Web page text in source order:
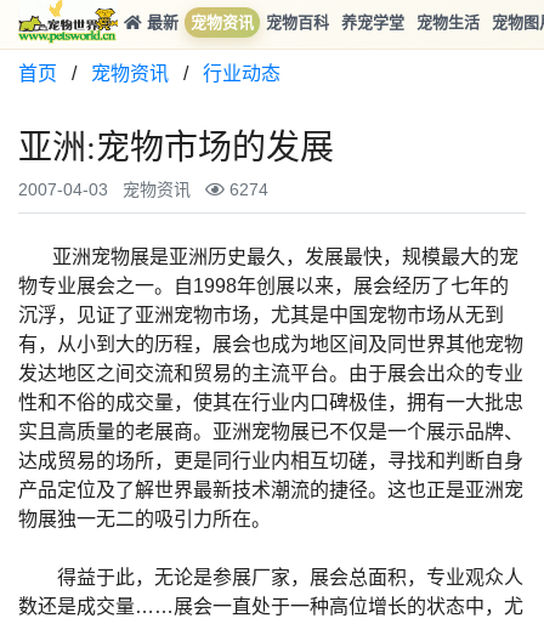
最新 宠物资讯 宠物百科 养宠学堂 宠物生活 宠物图
首页 / 宠物资讯 / 行业动态
亚洲:宠物市场的发展
2007-04-03 宠物资讯 6274
亚洲宠物展是亚洲历史最久，发展最快，规模最大的宠
物专业展会之一。自1998年创展以来，展会经历了七年的
沉浮，见证了亚洲宠物市场，尤其是中国宠物市场从无到
有，从小到大的历程，展会也成为地区间及同世界其他宠物
发达地区之间交流和贸易的主流平台。由于展会出众的专业
性和不俗的成交量，使其在行业内口碑极佳，拥有一大批忠
实且高质量的老展商。亚洲宠物展已不仅是一个展示品牌、
达成贸易的场所，更是同行业内相互切磋，寻找和判断自身
产品定位及了解世界最新技术潮流的捷径。这也正是亚洲宠
物展独一无二的吸引力所在。
得益于此，无论是参展厂家，展会总面积，专业观众人
数还是成交量……展会一直处于一种高位增长的状态中，尤